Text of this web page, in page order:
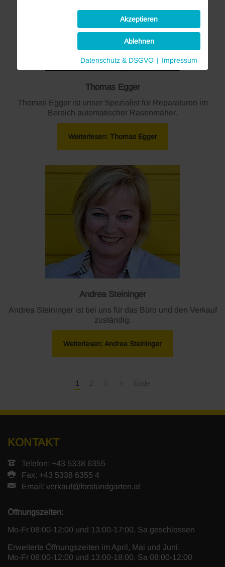
Thomas Egger
Thomas Egger ist unser Spezialist für Reparaturen im
Bereich automatischer Rasenmäher.
Weiterlesen: Thomas Egger
Andrea Steininger
Andrea Steininger ist bei uns für das Büro und den Verkauf
zuständig.
Weiterlesen: Andrea Steininger
1
KONTAKT
Telefon: +43 5338 6355
Fax: +43 5338 6355 4
Email: verkauf@forstundgarten.at
Öffnungszeiten:
Mo-Fr 08:00-12:00 und 13:00-17:00, Sa geschlossen
Erweiterte Öffnungszeiten im April, Mai und Juni:
Mo-Fr 08:00-12:00 und 13:00-18:00, Sa 08:00-12:00
Akzeptieren
Ablehnen
Datenschutz & DSGVO | Impressum